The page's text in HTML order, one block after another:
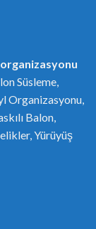
organizasyonu
Süsleme,
Organizasyonu,
Balon,
Yürüyüş